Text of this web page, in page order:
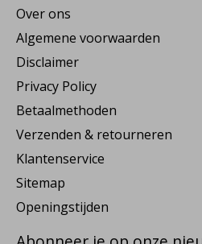
Over ons
Algemene voorwaarden
Disclaimer
Privacy Policy
Betaalmethoden
Verzenden & retourneren
Klantenservice
Sitemap
Openingstijden